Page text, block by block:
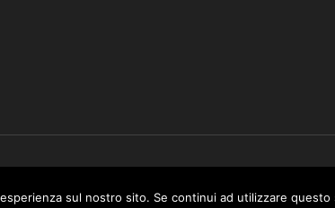
sul nostro sito. Se continui ad utilizzare